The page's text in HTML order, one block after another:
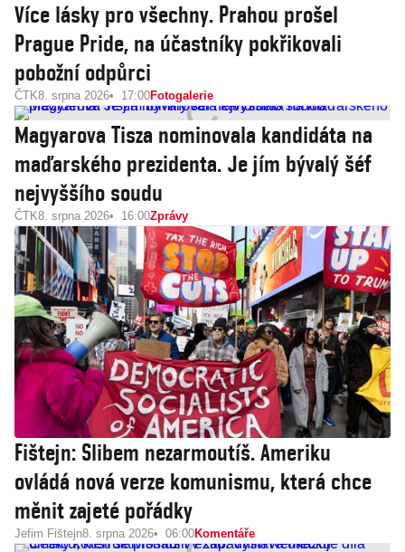
Více lásky pro všechny. Prahou prošel
Prague Pride, na účastníky pokřikovali
pobožní odpůrci
ČTK8. srpna 2026 17:00Fotogalerie
Magyarova Tisza nominovala kandidáta na
maďarského prezidenta. Je jím bývalý šéf
nejvyššího soudu
ČTK8. srpna 2026 16:00Zprávy
Fištejn: Slibem nezarmoutíš. Ameriku
ovládá nová verze komunismu, která chce
měnit zajeté pořádky
Jefim Fištejn8. srpna 2026 06:00Komentáře